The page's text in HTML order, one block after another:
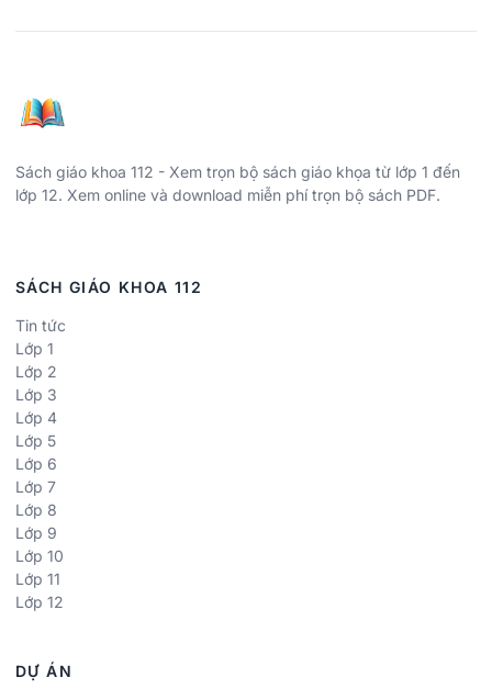
Sách giáo khoa 112 - Xem trọn bộ sách giáo khọa từ lớp 1 đến
lớp 12. Xem online và download miễn phí trọn bộ sách PDF.
SÁCH GIÁO KHOA 112
Tin tức
Lớp 1
Lớp 2
Lớp 3
Lớp 4
Lớp 5
Lớp 6
Lớp 7
Lớp 8
Lớp 9
Lớp 10
Lớp 11
Lớp 12
DỰ ÁN